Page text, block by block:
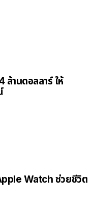
านดอลลาร์ ให้
Watch ช่วยชีวิต